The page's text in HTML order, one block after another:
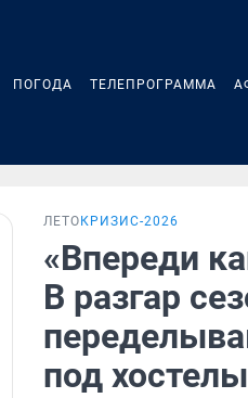
ПОГОДА ТЕЛЕПРОГРАММА
ЛЕТО КРИЗИС-2026
«Впереди
В разгар
под хостелы